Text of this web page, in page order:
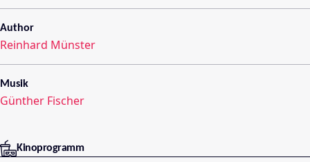
Author
Reinhard Münster
Musik
Günther Fischer
Kinoprogramm